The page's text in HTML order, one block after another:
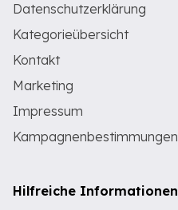
Datenschutzerklärung
Kategorieübersicht
Kontakt
Marketing
Impressum
Kampagnenbestimmungen
Hilfreiche Informationen